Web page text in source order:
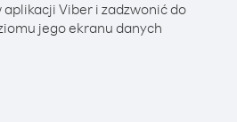
Viber i zadzwonić do
jego ekranu danych